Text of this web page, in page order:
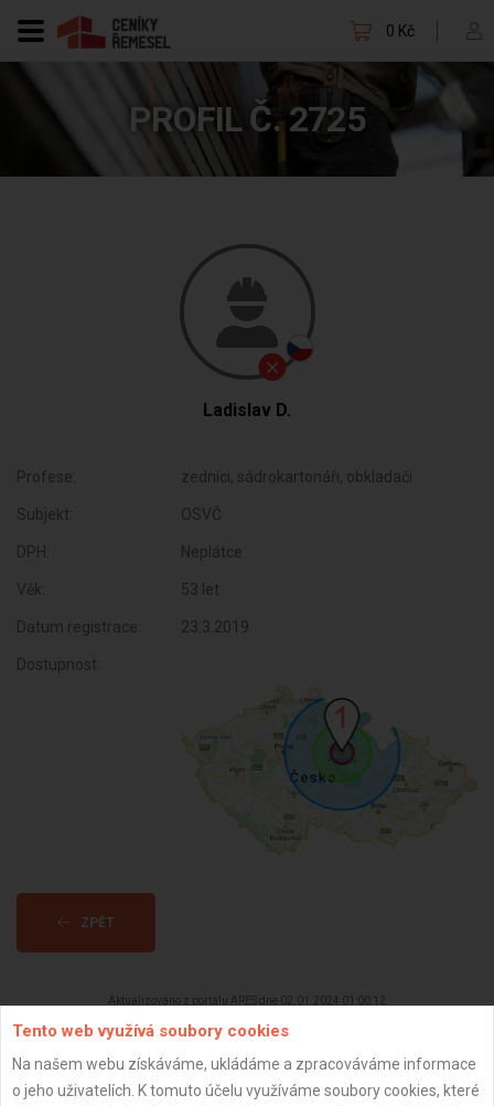
0 Kč
PROFIL Č. 2725
Ladislav D.
Profese: zedníci, sádrokartonáři, obkladači
Subjekt: OSVČ
DPH: Neplátce
Věk: 53 let
Datum registrace: 23.3.2019
Dostupnost:
ZPĚT
Aktualizováno z portálu ARES dne 02.01.2024 01:00:12
Tento web využívá soubory cookies
Na našem webu získáváme, ukládáme a zpracováváme informace
o jeho uživatelích. K tomuto účelu využíváme soubory cookies, které